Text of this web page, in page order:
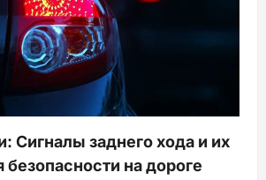
Сигналы заднего хода и их
безопасности на дороге